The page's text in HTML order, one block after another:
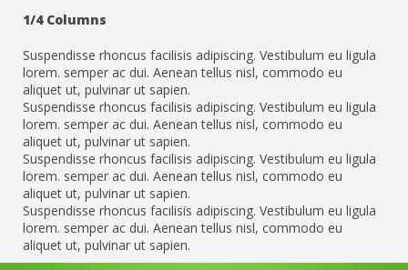
1/4 Columns
Suspendisse rhoncus facilisis adipiscing. Vestibulum eu ligula
lorem. semper ac dui. Aenean tellus nisl, commodo eu
aliquet ut, pulvinar ut sapien.
Suspendisse rhoncus facilisis adipiscing. Vestibulum eu ligula
lorem. semper ac dui. Aenean tellus nisl, commodo eu
aliquet ut, pulvinar ut sapien.
Suspendisse rhoncus facilisis adipiscing. Vestibulum eu ligula
lorem. semper ac dui. Aenean tellus nisl, commodo eu
aliquet ut, pulvinar ut sapien.
Suspendisse rhoncus facilisis adipiscing. Vestibulum eu ligula
lorem. semper ac dui. Aenean tellus nisl, commodo eu
aliquet ut, pulvinar ut sapien.